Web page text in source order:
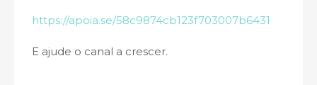
https://apoia.se/58c9874cb123f703007b6431
E ajude o canal a crescer.